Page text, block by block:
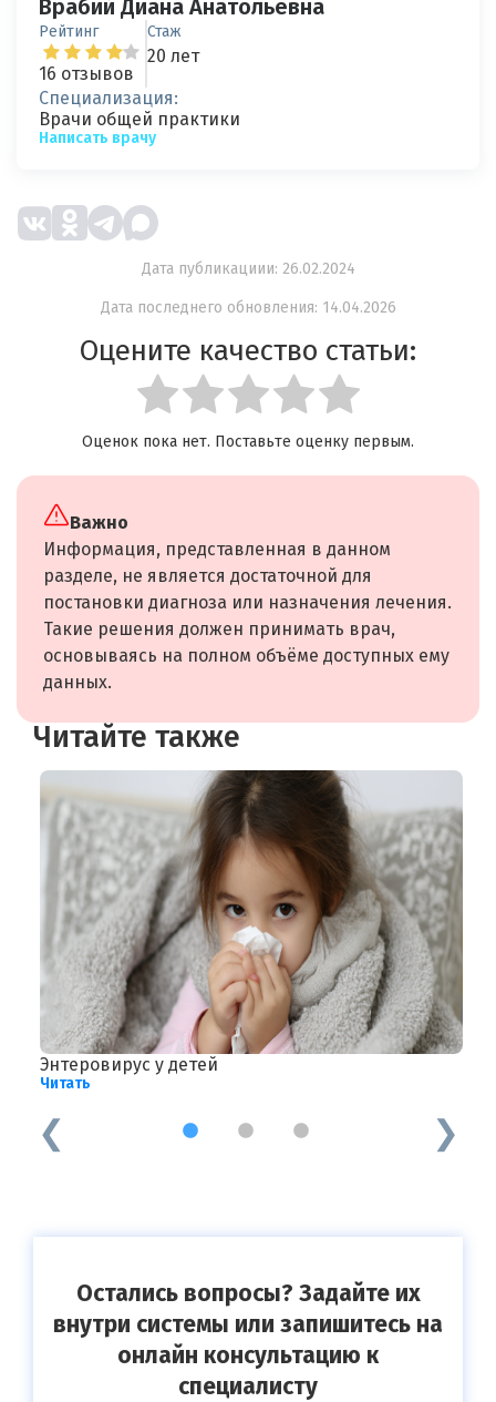
Врабий Диана Анатольевна
Рейтинг
16 отзывов
Стаж
20 лет
Специализация:
Врачи общей практики
Написать врачу
Дата публикациии: 26.02.2024
Дата последнего обновления: 14.04.2026
Оцените качество статьи:
Оценок пока нет. Поставьте оценку первым.
Важно
Информация, представленная в данном
разделе, не является достаточной для
постановки диагноза или назначения лечения.
Такие решения должен принимать врач,
основываясь на полном объёме доступных ему
данных.
Читайте также
Энтеровирус у детей
Читать
1 2 3
Остались вопросы? Задайте их
внутри системы или запишитесь на
онлайн консультацию к
специалисту